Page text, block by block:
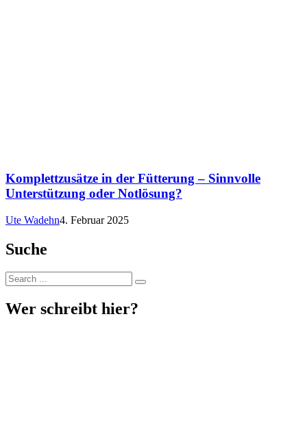
Komplettzusätze in der Fütterung – Sinnvolle
Unterstützung oder Notlösung?
Ute Wadehn4. Februar 2025
Suche
Wer schreibt hier?